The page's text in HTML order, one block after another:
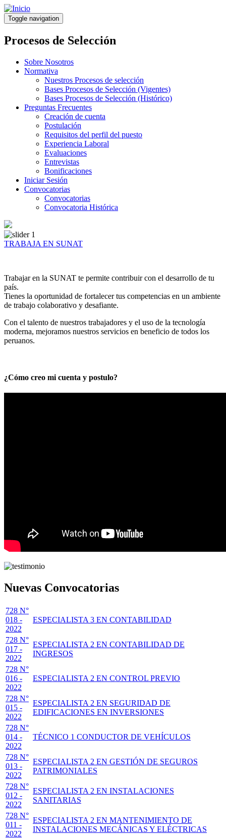
Pasar
al
contenido
principal
Toggle navigation
Procesos de Selección
Sobre Nosotros
Normativa
Nuestros Procesos de selección
Bases Procesos de Selección (Vigentes)
Bases Procesos de Selección (Histórico)
Preguntas Frecuentes
Creación de cuenta
Postulación
Requisitos del perfil del puesto
Experiencia Laboral
Evaluaciones
Entrevistas
Bonificaciones
Iniciar Sesión
Convocatorias
Convocatorias
Convocatoria Histórica
TRABAJA EN SUNAT
Trabajar en la SUNAT te permite contribuir con el desarrollo de tu
país.
Tienes la oportunidad de fortalecer tus competencias en un ambiente
de trabajo colaborativo y desafiante.
Con el talento de nuestros trabajadores y el uso de la tecnología
moderna, mejoramos nuestros servicios en beneficio de todos los
peruanos.
¿Cómo creo mi cuenta y postulo?
Nuevas Convocatorias
728 N°
018 -
2022
ESPECIALISTA 3 EN CONTABILIDAD
728 N°
017 -
2022
ESPECIALISTA 2 EN CONTABILIDAD DE
INGRESOS
728 N°
016 -
2022
ESPECIALISTA 2 EN CONTROL PREVIO
728 N°
015 -
2022
ESPECIALISTA 2 EN SEGURIDAD DE
EDIFICACIONES EN INVERSIONES
728 N°
014 -
2022
TÉCNICO 1 CONDUCTOR DE VEHÍCULOS
728 N°
013 -
2022
ESPECIALISTA 2 EN GESTIÓN DE SEGUROS
PATRIMONIALES
728 N°
012 -
2022
ESPECIALISTA 2 EN INSTALACIONES
SANITARIAS
728 N°
011 -
2022
ESPECIALISTA 2 EN MANTENIMIENTO DE
INSTALACIONES MECÁNICAS Y ELÉCTRICAS